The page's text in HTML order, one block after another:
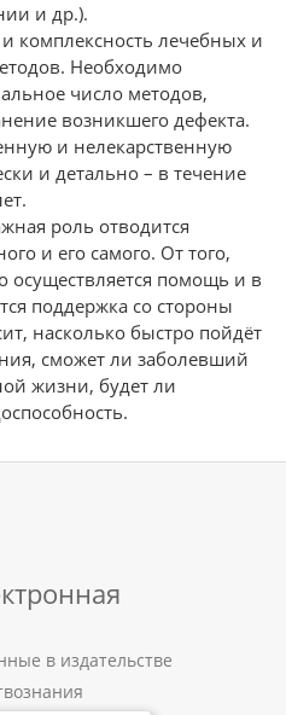
и др.).
комплексность лечебных и
Необходимо
число методов,
возникшего дефекта.
и нелекарственную
и детально – в течение
роль отводится
и его самого. От того,
осуществляется помощь и в
поддержка со стороны
насколько быстро пойдёт
сможет ли заболевший
жизни, будет ли
в издательстве